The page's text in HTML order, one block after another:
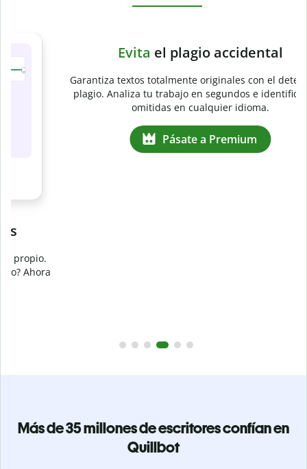
Slide 4 of 6
Garantiza textos totalmente originales con el detector de
plagio. Analiza tu trabajo en segundos e identifica citas
Más de 35 millones de escritores confían en
Quillbot